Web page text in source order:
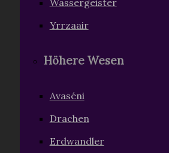
Wassergeister
Yrrzaair
Höhere Wesen
Avaséni
Drachen
Erdwandler